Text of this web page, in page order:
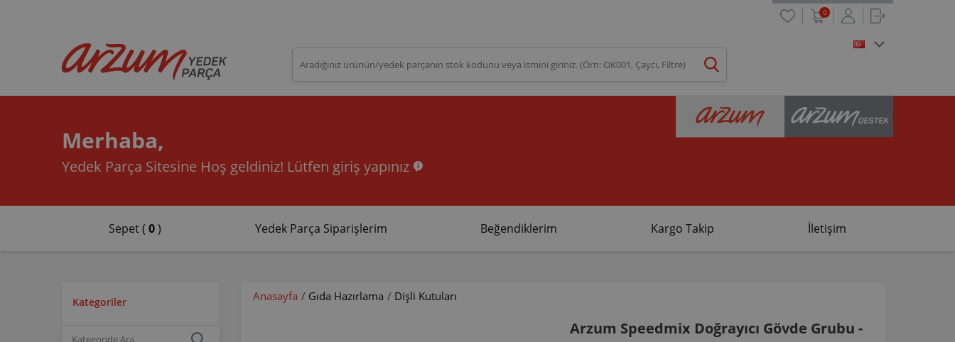
0
Merhaba,
Yedek Parça Sitesine Hoş geldiniz! Lütfen giriş yapınız
Sepet ( 0) Yedek Parça Siparişlerim Beğendiklerim Kargo Takip İletişim
Kategoriler Anasayfa / Gıda Hazırlama / Dişli Kutuları
Arzum Speedmix Doğrayıcı Gövde Grubu -